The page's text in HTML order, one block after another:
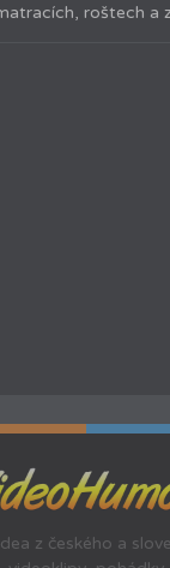
roštech a
z českého a